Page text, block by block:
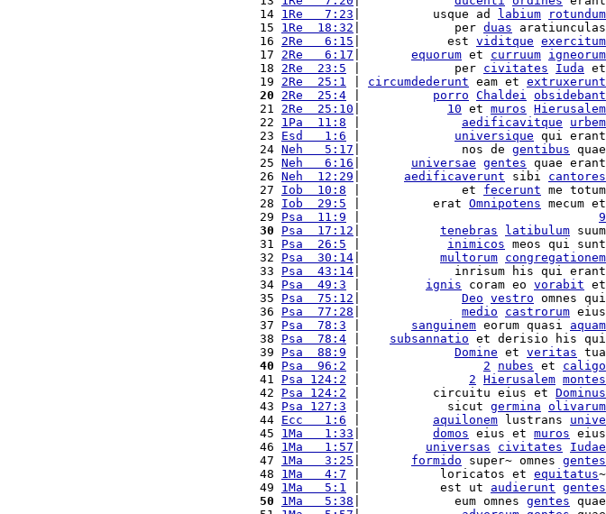
14 1Re   7:23 |          usque ad labium rotundum
15 1Re  18:32 |             per duas aratiunculas
16 2Re   6:15 |            est viditque exercitum
17 2Re   6:17 equorum et curruum igneorum
18 2Re  23:5 |             per civitates Iuda et
19 2Re  25:1 circumdederunt eam et extruxerunt
20
2Re  25:4 porro Chaldei obsidebant
21 2Re  25:10 10 et muros Hierusalem
22 1Pa  11:8 aedificavitque urbem
23 Esd   1:6 universique qui erant
24 Neh   5:17 |              nos de gentibus quae
25 Neh   6:16 universae gentes quae erant
26 Neh  12:29 aedificaverunt sibi cantores
27 Iob  10:8 |              et fecerunt me totum
28 Iob  29:5 |          erat Omnipotens mecum et
29 Psa  11:9 9
30
Psa  17:12 tenebras latibulum suum
31 Psa  26:5 inimicos meos qui sunt
32 Psa  30:14 multorum congregationem
33 Psa  43:14 |             inrisum his qui erant
34 Psa  49:3 ignis coram eo vorabit et
35 Psa  75:12 Deo vestro omnes qui
36 Psa  77:28 medio castrorum eius
37 Psa  78:3 sanguinem eorum quasi aquam
38 Psa  78:4 subsannatio et derisio his qui
39 Psa  88:9 Domine et veritas tua
40
Psa  96:2 2 nubes et caligo
41 Psa 124:2 2 Hierusalem montes
42 Psa 124:2 |          circuitu eius et Dominus
43 Psa 127:3 |            sicut germina olivarum
44 Ecc   1:6 aquilonem lustrans
45 1Ma   1:33 domos eius et muros eius
46 1Ma   1:57 universas civitates Iudae
47 1Ma   3:25 formido super~ omnes gentes
48 1Ma   4:7 |           loricatos et equitatus~
49 1Ma   5:1 |           est ut audierunt gentes
50
1Ma   5:38 |             eum omnes gentes quae